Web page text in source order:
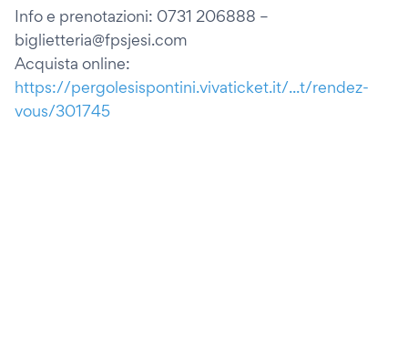
Info e prenotazioni: 0731 206888 –
biglietteria@fpsjesi.com
Acquista online:
https://pergolesispontini.vivaticket.it/...t/rendez-
vous/301745